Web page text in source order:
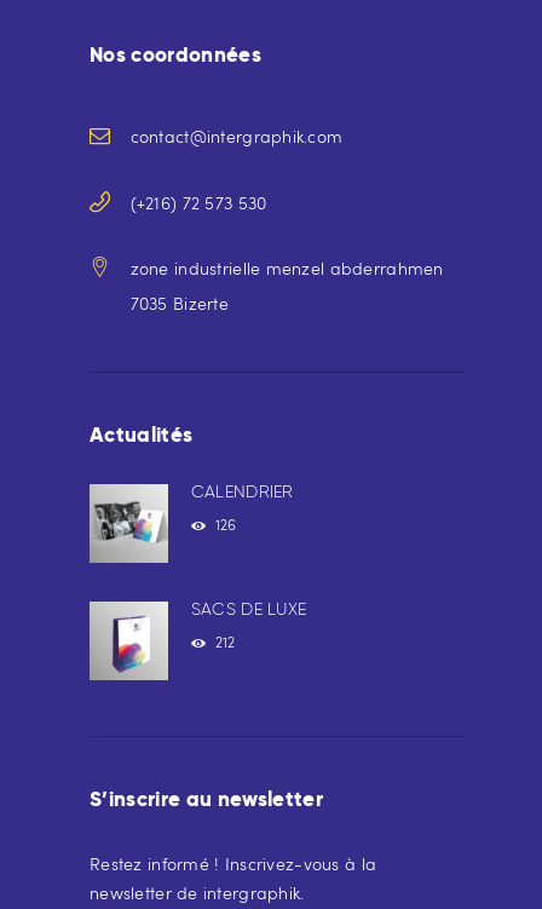
Nos coordonnées
contact@intergraphik.com
(+216) 72 573 530
zone industrielle menzel abderrahmen
7035 Bizerte
Actualités
CALENDRIER
126
SACS DE LUXE
212
S’inscrire au newsletter
Restez informé ! Inscrivez-vous à la
newsletter de intergraphik.